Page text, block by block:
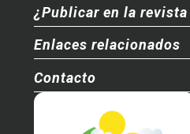
¿Publicar en la
Enlaces relacionados
Contacto